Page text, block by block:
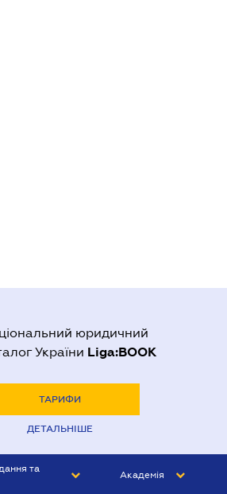
юридичний
України Liga:BOOK
ТАРИФИ
ДЕТАЛЬНІШЕ
та
Академія